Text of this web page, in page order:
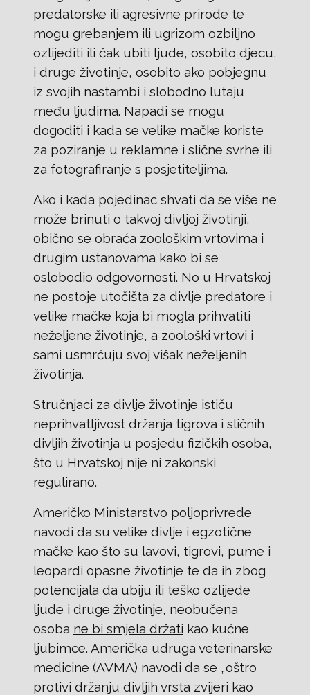
predatorske ili agresivne prirode te
mogu grebanjem ili ugrizom ozbiljno
ozlijediti ili čak ubiti ljude, osobito djecu,
i druge životinje, osobito ako pobjegnu
iz svojih nastambi i slobodno lutaju
među ljudima. Napadi se mogu
dogoditi i kada se velike mačke koriste
za poziranje u reklamne i slične svrhe ili
za fotografiranje s posjetiteljima.
Ako i kada pojedinac shvati da se više ne
može brinuti o takvoj divljoj životinji,
obično se obraća zoološkim vrtovima i
drugim ustanovama kako bi se
oslobodio odgovornosti. No u Hrvatskoj
ne postoje utočišta za divlje predatore i
velike mačke koja bi mogla prihvatiti
neželjene životinje, a zoološki vrtovi i
sami usmrćuju svoj višak neželjenih
životinja.
Stručnjaci za divlje životinje ističu
neprihvatljivost držanja tigrova i sličnih
divljih životinja u posjedu fizičkih osoba,
što u Hrvatskoj nije ni zakonski
regulirano.
Američko Ministarstvo poljoprivrede
navodi da su velike divlje i egzotične
mačke kao što su lavovi, tigrovi, pume i
leopardi opasne životinje te da ih zbog
potencijala da ubiju ili teško ozlijede
ljude i druge životinje, neobučena
osoba ne bi smjela držati kao kućne
ljubimce. Američka udruga veterinarske
medicine (AVMA) navodi da se „oštro
protivi držanju divljih vrsta zvijeri kao